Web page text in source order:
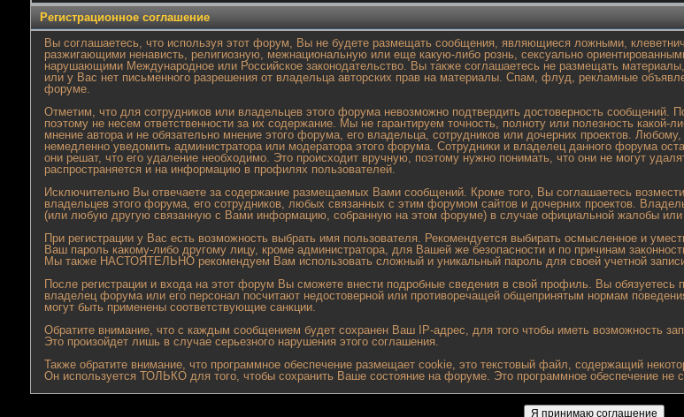
Регистрационное соглашение
Вы соглашаетесь, что используя этот форум, Вы не будете размещать сообщения, являющиеся ложными,
разжигающими ненависть, религиозную, межнациональную или еще какую-либо рознь, сексуально
нарушающими Международное или Российское законодательство. Вы также соглашаетесь не размещать
или у Вас нет письменного разрешения от владельца авторских прав на материалы. Спам, флуд, рекламные
форуме.
Отметим, что для сотрудников или владельцев этого форума невозможно подтвердить достоверность
поэтому не несем ответственности за их содержание. Мы не гарантируем точность, полноту или полезность
мнение автора и не обязательно мнение этого форума, его владельца, сотрудников или дочерних проектов.
немедленно уведомить администратора или модератора этого форума. Сотрудники и владелец данного форума
они решат, что его удаление необходимо. Это происходит вручную, поэтому нужно понимать, что они не могут
распространяется и на информацию в профилях пользователей.
Исключительно Вы отвечаете за содержание размещаемых Вами сообщений. Кроме того, Вы соглашаетесь
владельцев этого форума, его сотрудников, любых связанных с этим форумом сайтов и дочерних проектов.
(или любую другую связанную с Вами информацию, собранную на этом форуме) в случае официальной жалобы
При регистрации у Вас есть возможность выбрать имя пользователя. Рекомендуется выбирать осмысленное и
Ваш пароль какому-либо другому лицу, кроме администратора, для Вашей же безопасности и по причинам
Мы также НАСТОЯТЕЛЬНО рекомендуем Вам использовать сложный и уникальный пароль для своей учетной
После регистрации и входа на этот форум Вы сможете внести подробные сведения в свой профиль. Вы
владелец форума или его персонал посчитают недостоверной или противоречащей общепринятым нормам
могут быть применены соответствующие санкции.
Обратите внимание, что с каждым сообщением будет сохранен Ваш IP-адрес, для того чтобы иметь возможность
Это произойдет лишь в случае серьезного нарушения этого соглашения.
Также обратите внимание, что программное обеспечение размещает cookie, это текстовый файл, содержащий
Он используется ТОЛЬКО для того, чтобы сохранить Ваше состояние на форуме. Это программное обеспечение